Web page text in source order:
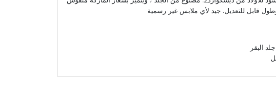
قابل للتعديل. جيد لأي ملابس غير رسمية